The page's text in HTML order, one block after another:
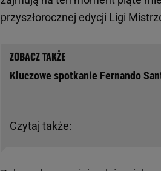
przyszłorocznej edycji Ligi
Czytaj także:
Kluczowe spotkanie Fernando